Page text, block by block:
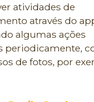
atividades de
através do
algumas ações
periodicamente,
de fotos, por